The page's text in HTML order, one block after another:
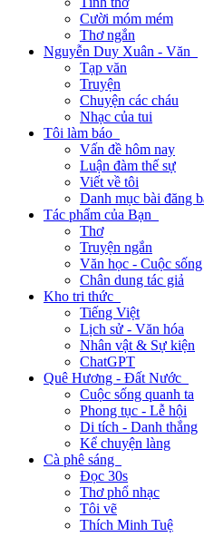
Cười móm mém
Thơ ngắn
Nguyễn Duy Xuân - Văn
Tạp văn
Truyện
Chuyện các cháu
Nhạc của tui
Tôi làm báo
Vấn đề hôm nay
Luận đàm thế sự
Viết về tôi
Danh mục bài đăng
Tác phẩm của Bạn
Thơ
Truyện ngắn
Văn học - Cuộc sống
Chân dung tác giả
Kho tri thức
Tiếng Việt
Lịch sử - Văn hóa
Nhân vật & Sự kiện
ChatGPT
Quê Hương - Đất Nước
Cuộc sống quanh ta
Phong tục - Lễ hội
Di tích - Danh thắng
Kể chuyện làng
Cà phê sáng
Đọc 30s
Thơ phổ nhạc
Tôi vẽ
Thích Minh Tuệ